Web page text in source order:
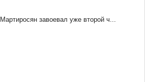
Мартиросян завоевал уже второй ч...